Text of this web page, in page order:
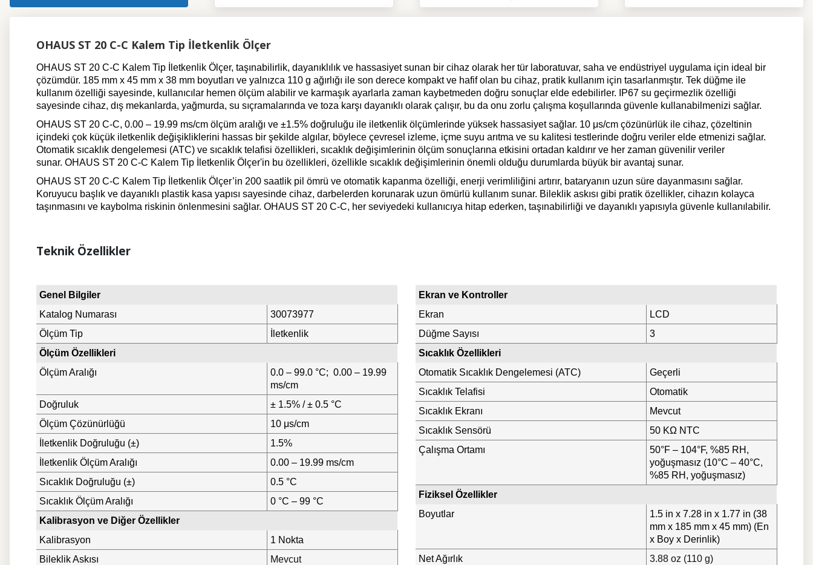
OHAUS ST 20 C-C Kalem Tip İletkenlik Ölçer
OHAUS ST 20 C-C Kalem Tip İletkenlik Ölçer, taşınabilirlik, dayanıklılık ve hassasiyet sunan bir cihaz olarak her tür laboratuvar, saha ve endüstriyel uygulama için ideal bir
çözümdür. 185 mm x 45 mm x 38 mm boyutları ve yalnızca 110 g ağırlığı ile son derece kompakt ve hafif olan bu cihaz, pratik kullanım için tasarlanmıştır. Tek düğme ile
kullanım özelliği sayesinde, kullanıcılar hemen ölçüm alabilir ve karmaşık ayarlarla zaman kaybetmeden doğru sonuçlar elde edebilirler. IP67 su geçirmezlik özelliği
sayesinde cihaz, dış mekanlarda, yağmurda, su sıçramalarında ve toza karşı dayanıklı olarak çalışır, bu da onu zorlu çalışma koşullarında güvenle kullanabilmenizi sağlar.
OHAUS ST 20 C-C, 0.00 – 19.99 ms/cm ölçüm aralığı ve ±1.5% doğruluğu ile iletkenlik ölçümlerinde yüksek hassasiyet sağlar. 10 μs/cm çözünürlük ile cihaz, çözeltinin
içindeki çok küçük iletkenlik değişikliklerini hassas bir şekilde algılar, böylece çevresel izleme, içme suyu arıtma ve su kalitesi testlerinde doğru veriler elde etmenizi sağlar.
Otomatik sıcaklık dengelemesi (ATC) ve sıcaklık telafisi özellikleri, sıcaklık değişimlerinin ölçüm sonuçlarına etkisini ortadan kaldırır ve her zaman güvenilir veriler
sunar. OHAUS ST 20 C-C Kalem Tip İletkenlik Ölçer'in bu özellikleri, özellikle sıcaklık değişimlerinin önemli olduğu durumlarda büyük bir avantaj sunar.
OHAUS ST 20 C-C Kalem Tip İletkenlik Ölçer’in 200 saatlik pil ömrü ve otomatik kapanma özelliği, enerji verimliliğini artırır, bataryanın uzun süre dayanmasını sağlar.
Koruyucu başlık ve dayanıklı plastik kasa yapısı sayesinde cihaz, darbelerden korunarak uzun ömürlü kullanım sunar. Bileklik askısı gibi pratik özellikler, cihazın kolayca
taşınmasını ve kaybolma riskinin önlenmesini sağlar. OHAUS ST 20 C-C, her seviyedeki kullanıcıya hitap ederken, taşınabilirliği ve dayanıklı yapısıyla güvenle kullanılabilir.
Teknik Özellikler
Genel Bilgiler
Katalog Numarası
30073977
Ölçüm Tip
İletkenlik
Ölçüm Özellikleri
Ölçüm Aralığı
0.0 – 99.0 °C; 0.00 – 19.99
ms/cm
Doğruluk
± 1.5% / ± 0.5 °C
Ölçüm Çözünürlüğü
10 μs/cm
İletkenlik Doğruluğu (±)
1.5%
İletkenlik Ölçüm Aralığı
0.00 – 19.99 ms/cm
Sıcaklık Doğruluğu (±)
0.5 °C
Sıcaklık Ölçüm Aralığı
0 °C – 99 °C
Kalibrasyon ve Diğer Özellikler
Kalibrasyon
1 Nokta
Bileklik Askısı
Mevcut
Ekran ve Kontroller
Ekran
LCD
Düğme Sayısı
3
Sıcaklık Özellikleri
Otomatik Sıcaklık Dengelemesi (ATC)
Geçerli
Sıcaklık Telafisi
Otomatik
Sıcaklık Ekranı
Mevcut
Sıcaklık Sensörü
50 KΩ NTC
Çalışma Ortamı
50°F – 104°F, %85 RH,
yoğuşmasız (10°C – 40°C,
%85 RH, yoğuşmasız)
Fiziksel Özellikler
Boyutlar
1.5 in x 7.28 in x 1.77 in (38
mm x 185 mm x 45 mm) (En
x Boy x Derinlik)
Net Ağırlık
3.88 oz (110 g)